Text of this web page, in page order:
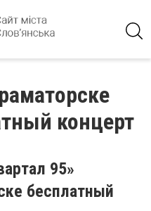
концерт
95»
бесплатный